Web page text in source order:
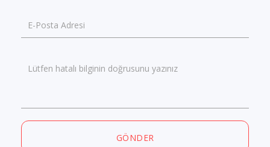
E-Posta Adresi
Lütfen hatalı bilginin doğrusunu yazınız
GÖNDER